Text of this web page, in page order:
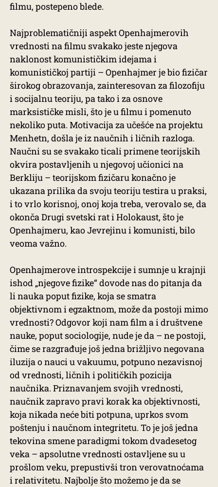
filmu, postepeno blede.
Najproblematičniji aspekt Openhajmerovih
vrednosti na filmu svakako jeste njegova
naklonost komunističkim idejama i
komunističkoj partiji – Openhajmer je bio fizičar
širokog obrazovanja, zainteresovan za filozofiju
i socijalnu teoriju, pa tako i za osnove
marksističke misli, što je u filmu i pomenuto
nekoliko puta. Motivacija za učešće na projektu
Menhetn, došla je iz naučnih i ličnih razloga.
Naučni su se svakako ticali primene teorijskih
okvira postavljenih u njegovoj učionici na
Berkliju – teorijskom fizičaru konačno je
ukazana prilika da svoju teoriju testira u praksi,
i to vrlo korisnoj, onoj koja treba, verovalo se, da
okonča Drugi svetski rat i Holokaust, što je
Openhajmeru, kao Jevrejinu i komunisti, bilo
veoma važno.
Openhajmerove introspekcije i sumnje u krajnji
ishod „njegove fizike“ dovode nas do pitanja da
li nauka poput fizike, koja se smatra
objektivnom i egzaktnom, može da postoji mimo
vrednosti? Odgovor koji nam film a i društvene
nauke, poput sociologije, nude je da – ne postoji,
čime se razgrađuje još jedna brižljivo negovana
iluzija o nauci u vakuumu, potpuno nezavisnoj
od vrednosti, ličnih i političkih pozicija
naučnika. Priznavanjem svojih vrednosti,
naučnik zapravo pravi korak ka objektivnosti,
koja nikada neće biti potpuna, uprkos svom
poštenju i naučnom integritetu. To je još jedna
tekovina smene paradigmi tokom dvadesetog
veka – apsolutne vrednosti ostavljene su u
prošlom veku, prepustivši tron verovatnoćama
i relativitetu. Najbolje što možemo je da se